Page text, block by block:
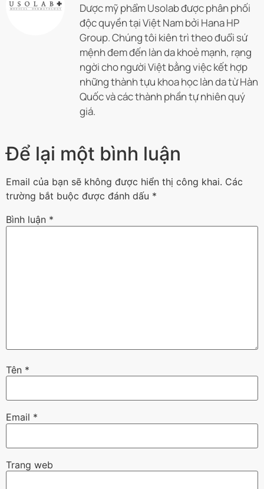
Dược mỹ phẩm Usolab được phân phối
độc quyền tại Việt Nam bởi Hana HP
Group. Chúng tôi kiên trì theo đuổi sứ
mệnh đem đến làn da khoẻ mạnh, rạng
ngời cho người Việt bằng việc kết hợp
những thành tựu khoa học làn da từ Hàn
Quốc và các thành phần tự nhiên quý
giá.
Để lại một bình luận
Email của bạn sẽ không được hiển thị công khai. Các
trường bắt buộc được đánh dấu *
Bình luận *
Tên *
Email *
Trang web